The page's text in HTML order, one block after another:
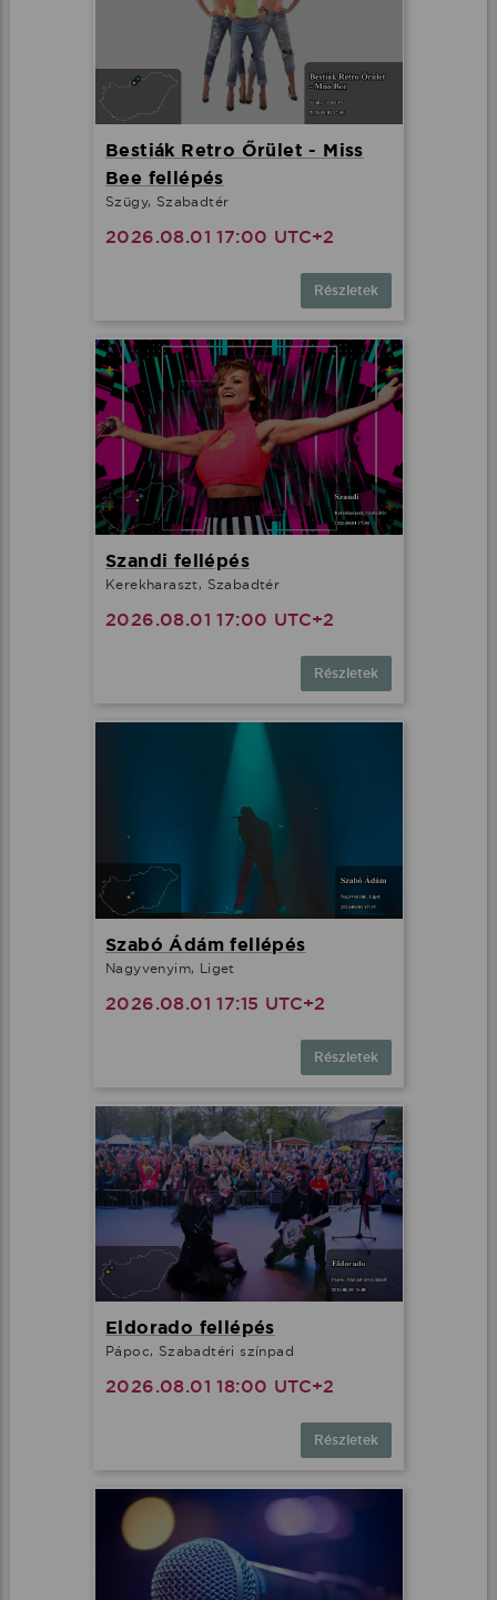
Bestiák Retro Őrület - Miss
Bee fellépés
Szügy, Szabadtér
2026.08.01 17:00 UTC+2
Részletek
Szandi fellépés
Kerekharaszt, Szabadtér
2026.08.01 17:00 UTC+2
Részletek
Szabó Ádám fellépés
Nagyvenyim, Liget
2026.08.01 17:15 UTC+2
Részletek
Eldorado fellépés
Pápoc, Szabadtéri színpad
2026.08.01 18:00 UTC+2
Részletek